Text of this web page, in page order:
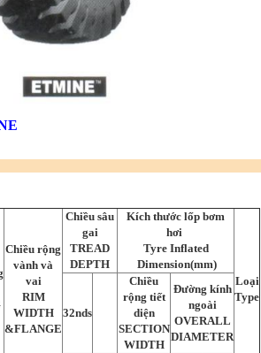
Chiều rộng
vành và
vai
RIM
WIDTH
&FLANGE
Chiều sâu
gai
TREAD
DEPTH
Kích thước lốp bơm
hơi
Tyre Inflated
Dimension(mm)
Loại
Type
32nds
Chiều
rộng tiết
diện
SECTION
WIDTH
Đường kính
ngoài
OVERALL
DIAMETER